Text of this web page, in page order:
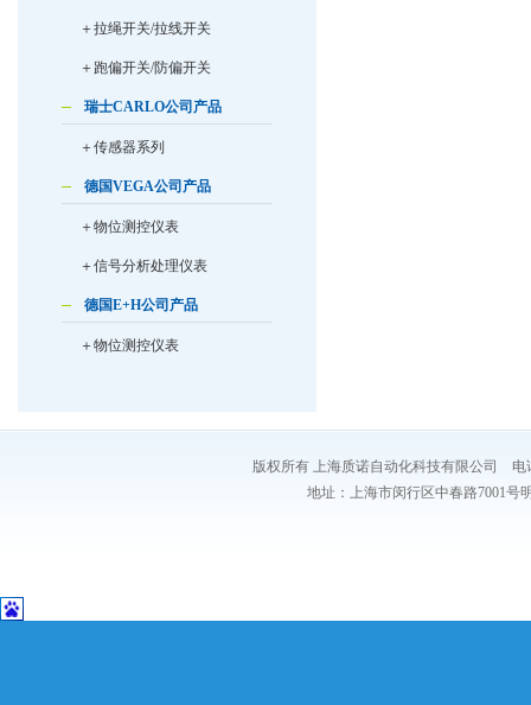
＋拉绳开关/拉线开关
＋跑偏开关/防偏开关
瑞士CARLO公司产品
＋传感器系列
德国VEGA公司产品
＋物位测控仪表
＋信号分析处理仪表
德国E+H公司产品
＋物位测控仪表
版权所有 上海质诺自动化科技有限公司 电
地址：上海市闵行区中春路7001